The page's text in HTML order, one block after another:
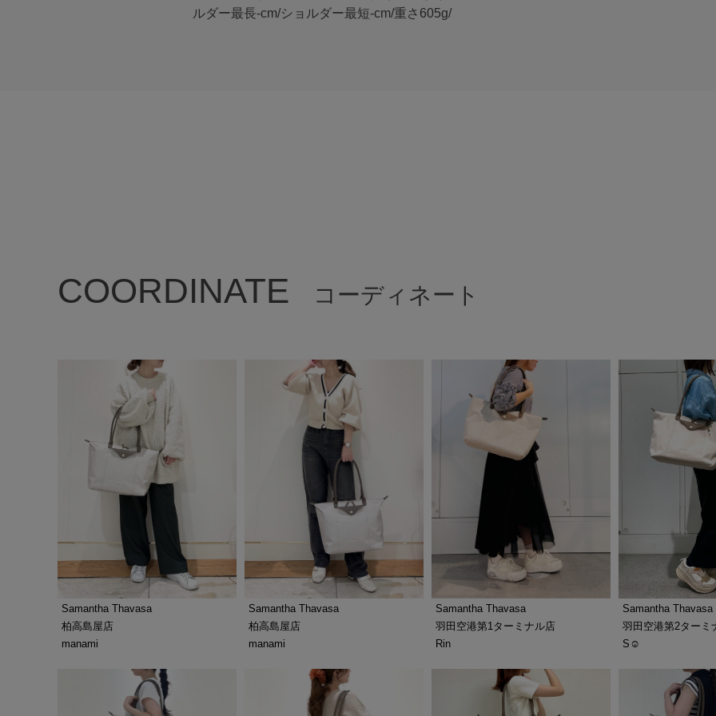
ルダー最長-cm/ショルダー最短-cm/重さ605g/
COORDINATE コーディネート
Samantha Thavasa
柏高島屋店
manami
Samantha Thavasa
柏高島屋店
manami
Samantha Thavasa
羽田空港第1ターミナル店
Rin
Samantha Thavasa
羽田空港第2ターミ
S☺︎